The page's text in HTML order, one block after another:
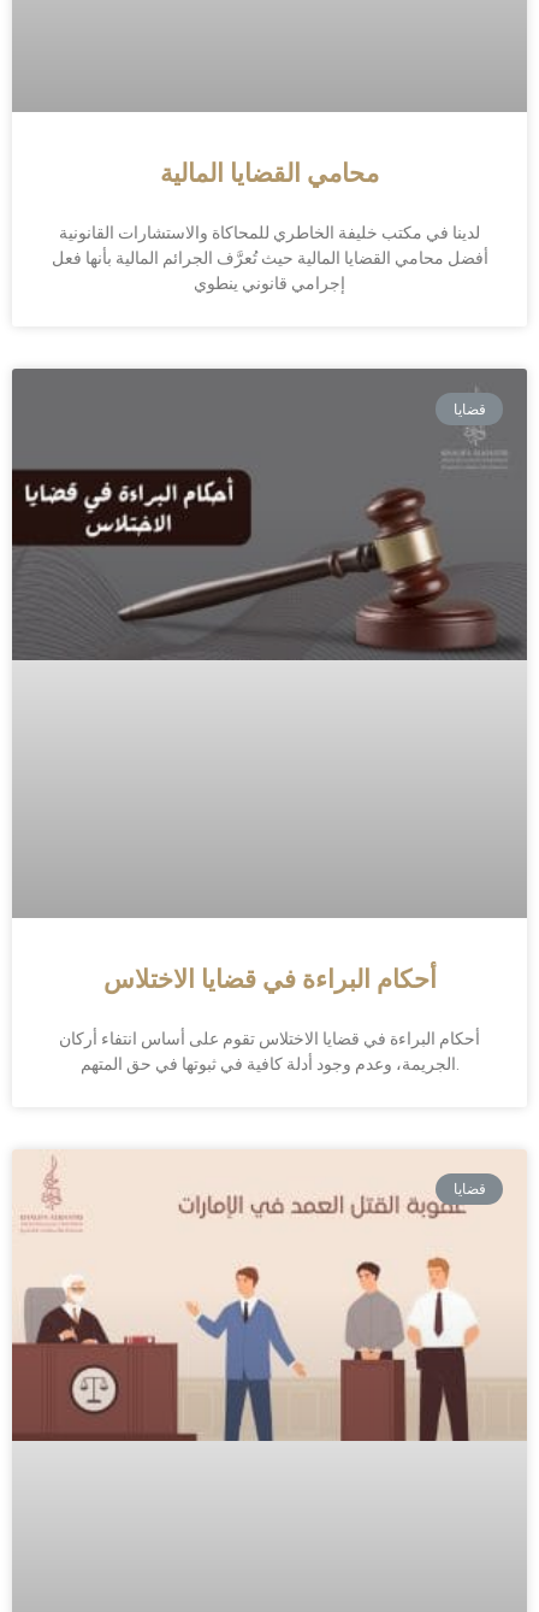
محامي القضايا المالية
لدينا في مكتب خليفة الخاطري للمحاكاة والاستشارات القانونية
أفضل محامي القضايا المالية حيث تُعرَّف الجرائم المالية بأنها فعل
إجرامي قانوني ينطوي
قضايا
أحكام البراءة في قضايا الاختلاس
أحكام البراءة في قضايا الاختلاس تقوم على أساس انتفاء أركان
قضايا